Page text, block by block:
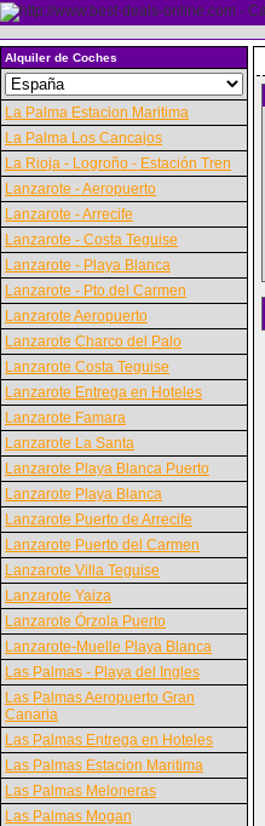
Alquiler de Coches
La Palma Estacion Maritima
La Palma Los Cancajos
La Rioja - Logroño - Estación Tren
Lanzarote - Aeropuerto
Lanzarote - Arrecife
Lanzarote - Costa Teguise
Lanzarote - Playa Blanca
Lanzarote - Pto.del Carmen
Lanzarote Aeropuerto
Lanzarote Charco del Palo
Lanzarote Costa Teguise
Lanzarote Entrega en Hoteles
Lanzarote Famara
Lanzarote La Santa
Lanzarote Playa Blanca Puerto
Lanzarote Playa Blanca
Lanzarote Puerto de Arrecife
Lanzarote Puerto del Carmen
Lanzarote Villa Teguise
Lanzarote Yaiza
Lanzarote Órzola Puerto
Lanzarote-Muelle Playa Blanca
Las Palmas - Playa del Ingles
Las Palmas Aeropuerto Gran
Canaria
Las Palmas Entrega en Hoteles
Las Palmas Estacion Maritima
Las Palmas Meloneras
Las Palmas Mogan